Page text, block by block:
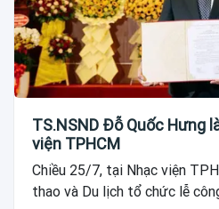
TS.NSND Đỗ Quốc Hưng
viện TPHCM
Chiều 25/7, tại Nhạc viện
thao và Du lịch tổ chức lễ